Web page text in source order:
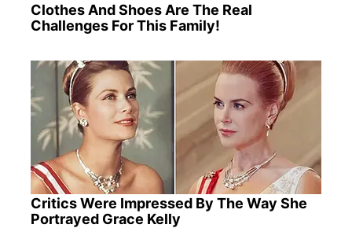
Clothes And Shoes Are The Real
Challenges For This Family!
Critics Were Impressed By The Way She
Portrayed Grace Kelly